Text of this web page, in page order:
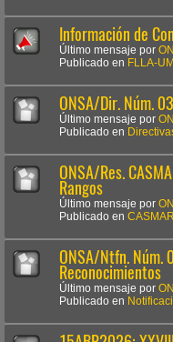
Información de
Último mensaje por
Publicado en FLLA-
ONSA/Dir. Núm.
Último mensaje por
Publicado en
ONSA/Res.
Rangos
Último mensaje por
Publicado en
ONSA/Ntfn. Núm.
Reconocimientos
Último mensaje por
Publicado en